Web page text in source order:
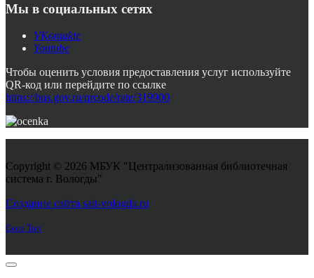
Мы в социальных сетях
VKontakte
Youtube
Чтобы оценить условия предоставления услуг используйте
QR-код или перейдите по ссылке
https://bus.gov.ru/qrcode/rate/319900
Copyright © 2026 МБУК "Централизованная библиотечная
система г. Вологды"
Создание сайта sait-vologda.ru
Goto Top